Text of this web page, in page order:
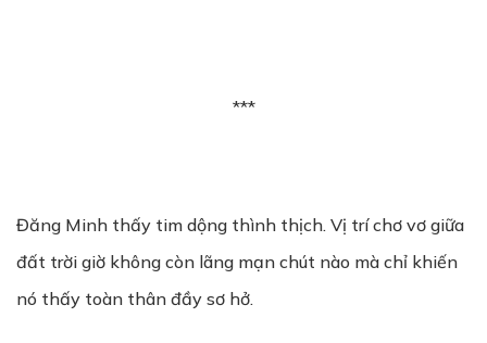
***
Đăng Minh thấy tim dộng thình thịch. Vị trí chơ vơ giữa
đất trời giờ không còn lãng mạn chút nào mà chỉ khiến
nó thấy toàn thân đầy sơ hở.